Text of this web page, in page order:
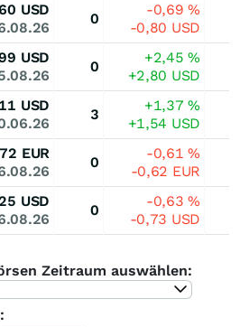
USD
0
-0,69%
-0,80 USD
USD
0
+2,45%
+2,80 USD
USD
3
+1,37%
+1,54 USD
EUR
0
-0,61%
-0,62 EUR
USD
0
-0,63%
-0,73 USD
Zeitraum auswählen: